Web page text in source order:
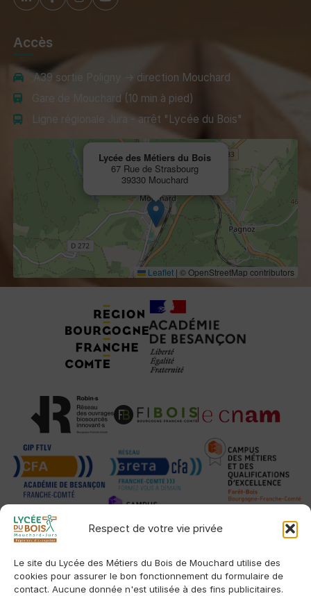
Respect de votre vie privée
Le site du Lycée des Métiers du Bois de Mouchard utilise des
cookies pour assurer le bon fonctionnement du formulaire de
contact. Aucune donnée n'est utilisée à des fins publicitaires.
Accès
A39 sortie Poligny → direction Mouchard
Gare de Mouchard (10 min à pied)
Ligne régionale Jura - arrêt "Lycée du Bois"
Lycée des Métiers du Bois
67 Rue de Strasbourg
39330 Mouchard
Leaflet | © OpenStreetMap contributors
Tuteurs, Partenaires et Certifications